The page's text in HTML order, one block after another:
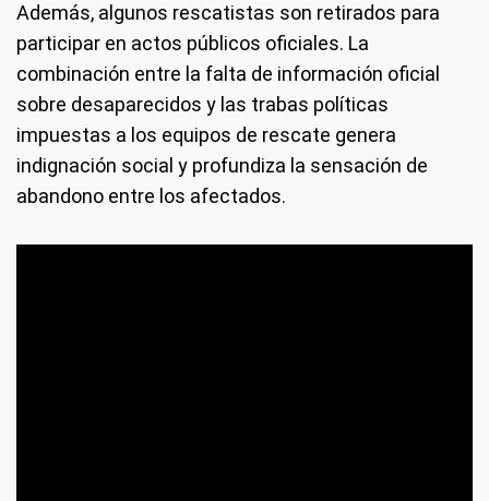
Además, algunos rescatistas son retirados para
participar en actos públicos oficiales. La
combinación entre la falta de información oficial
sobre desaparecidos y las trabas políticas
impuestas a los equipos de rescate genera
indignación social y profundiza la sensación de
abandono entre los afectados.